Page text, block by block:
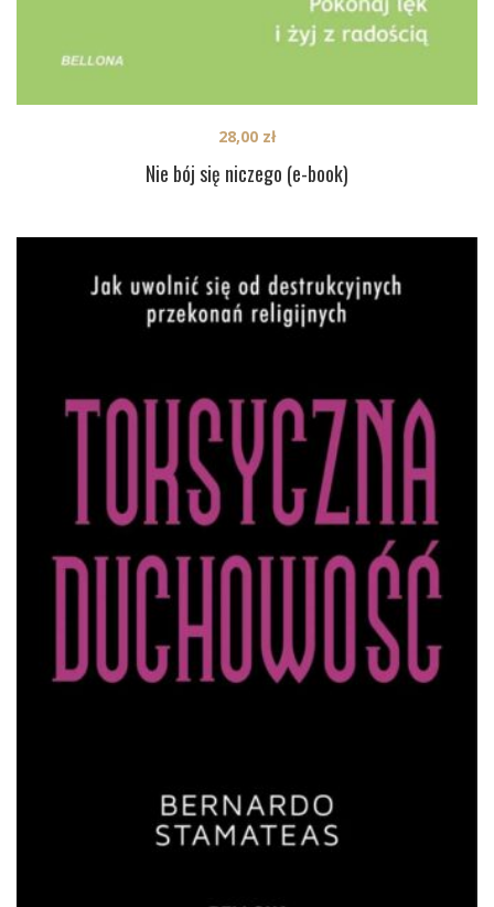
Nie bój się niczego (e-book)
28,00 zł